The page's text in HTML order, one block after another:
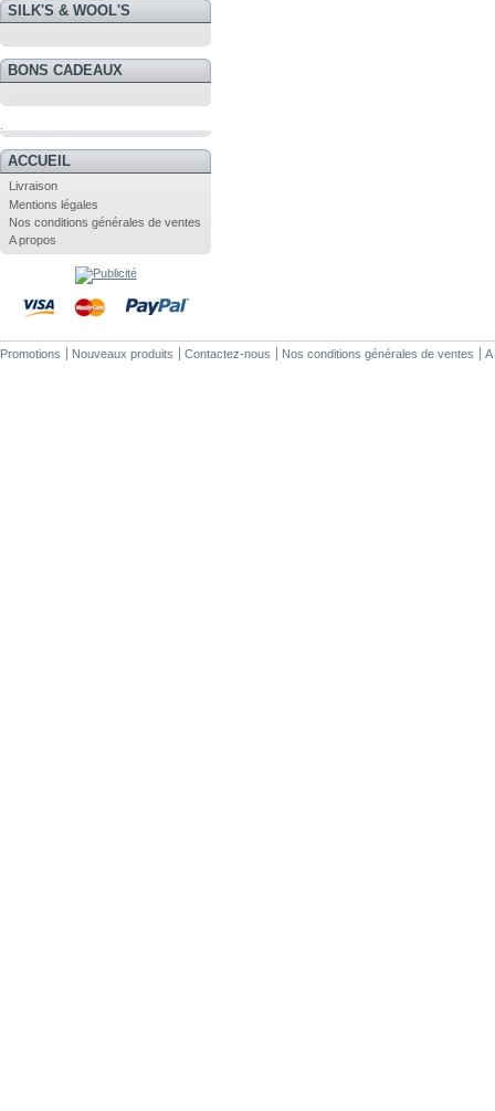
SILK'S & WOOL'S
BONS CADEAUX
ACCUEIL
Livraison
Mentions légales
Nos conditions générales de ventes
A propos
Promotions Nouveaux produits Contactez-nous Nos conditions générales de ventes A